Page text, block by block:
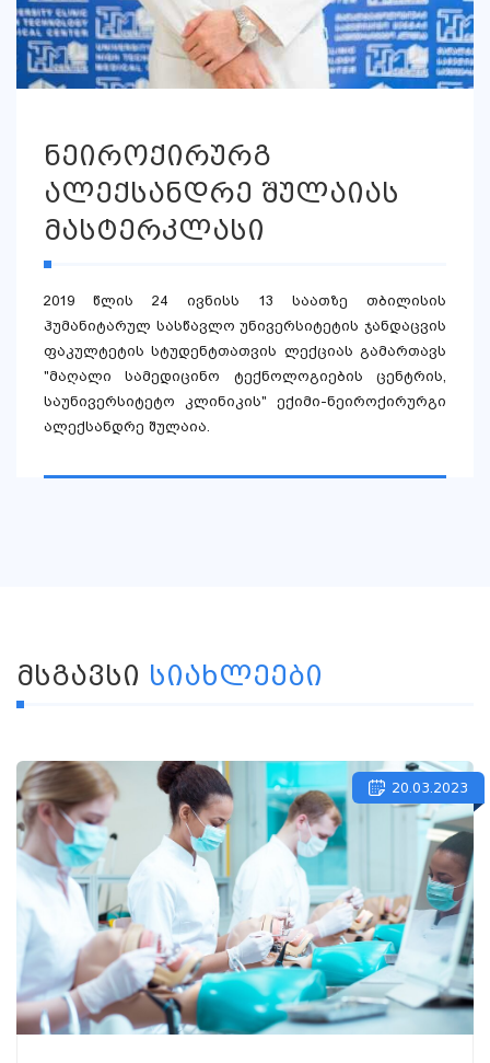
ნეიროქირურგ
ალექსანდრე შულაიას
მასტერკლასი
2019 წლის 24 ივნისს 13 საათზე თბილისის
ჰუმანიტარულ სასწავლო უნივერსიტეტის ჯანდაცვის
ფაკულტეტის სტუდენტთათვის ლექციას გამართავს
"მაღალი სამედიცინო ტექნოლოგიების ცენტრის,
საუნივერსიტეტო კლინიკის" ექიმი-ნეიროქირურგი
ალექსანდრე შულაია.
ᲛᲡᲒᲐᲕᲡᲘ ᲡᲘᲐᲮᲚᲔᲔᲑᲘ
20.03.2023